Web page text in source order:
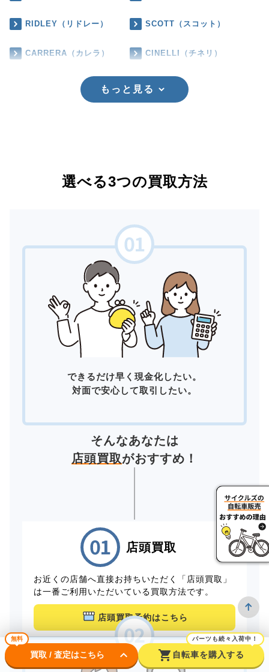
RIDLEY（リドレー） SCOTT（スコット）
CARRERA（カレラ） CINELLI（チネリ）
もっと見る
選べる3つの買取方法
できるだけ早く現金化したい。
対面で安心して取引したい。
そんなあなたは
店頭買取がおすすめ！
店頭買取
お近くの店舗へ直接お持ちいただく「店頭買取」
は一番ご利用いただいている買取方法です。
店頭買取予約はこちら
無料
買取 / 査定はこちら keyboard_arrow_down shopping_cart
パーツも続々入荷中！
自転車を購入する